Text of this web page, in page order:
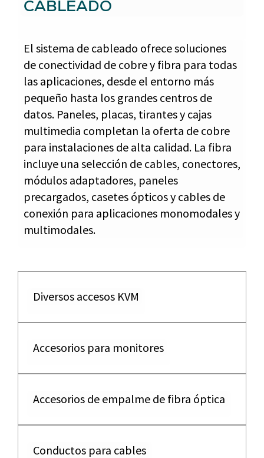
CABLEADO
El sistema de cableado ofrece soluciones
de conectividad de cobre y fibra para todas
las aplicaciones, desde el entorno más
pequeño hasta los grandes centros de
datos. Paneles, placas, tirantes y cajas
multimedia completan la oferta de cobre
para instalaciones de alta calidad. La fibra
incluye una selección de cables, conectores,
módulos adaptadores, paneles
precargados, casetes ópticos y cables de
conexión para aplicaciones monomodales y
multimodales.
Diversos accesos KVM
Accesorios para monitores
Accesorios de empalme de fibra óptica
Conductos para cables